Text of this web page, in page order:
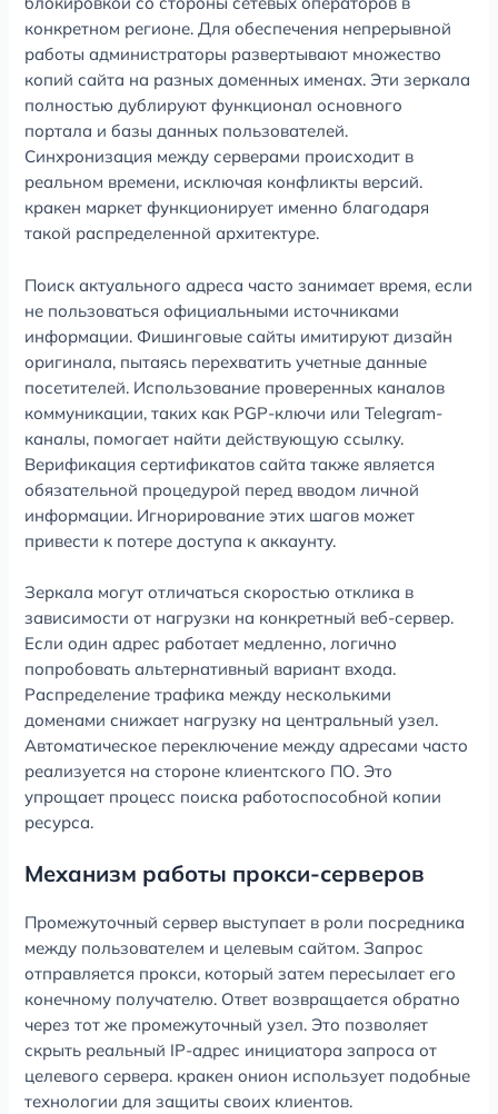
конкретном регионе. Для обеспечения непрерывной
работы администраторы развертывают множество
копий сайта на разных доменных именах. Эти зеркала
полностью дублируют функционал основного
портала и базы данных пользователей.
Синхронизация между серверами происходит в
реальном времени, исключая конфликты версий.
кракен маркет функционирует именно благодаря
такой распределенной архитектуре.
Поиск актуального адреса часто занимает время, если
не пользоваться официальными источниками
информации. Фишинговые сайты имитируют дизайн
оригинала, пытаясь перехватить учетные данные
посетителей. Использование проверенных каналов
коммуникации, таких как PGP-ключи или Telegram-
каналы, помогает найти действующую ссылку.
Верификация сертификатов сайта также является
обязательной процедурой перед вводом личной
информации. Игнорирование этих шагов может
привести к потере доступа к аккаунту.
Зеркала могут отличаться скоростью отклика в
зависимости от нагрузки на конкретный веб-сервер.
Если один адрес работает медленно, логично
попробовать альтернативный вариант входа.
Распределение трафика между несколькими
доменами снижает нагрузку на центральный узел.
Автоматическое переключение между адресами часто
реализуется на стороне клиентского ПО. Это
упрощает процесс поиска работоспособной копии
ресурса.
Механизм работы прокси-серверов
Промежуточный сервер выступает в роли посредника
между пользователем и целевым сайтом. Запрос
отправляется прокси, который затем пересылает его
конечному получателю. Ответ возвращается обратно
через тот же промежуточный узел. Это позволяет
скрыть реальный IP-адрес инициатора запроса от
целевого сервера. кракен онион использует подобные
технологии для защиты своих клиентов.